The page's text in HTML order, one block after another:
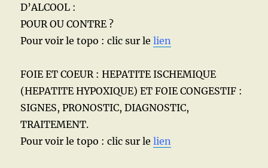
D’ALCOOL :
POUR OU CONTRE ?
Pour voir le topo : clic sur lelien
FOIE ET COEUR : HEPATITE ISCHEMIQUE
(HEPATITE HYPOXIQUE) ET FOIE CONGESTIF :
SIGNES, PRONOSTIC, DIAGNOSTIC,
TRAITEMENT.
Pour voir le topo : clic sur lelien